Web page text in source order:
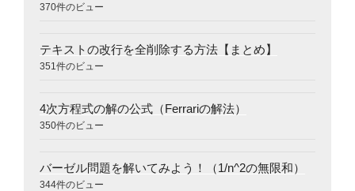
370件のビュー
テキストの改行を全削除する方法【まとめ】
351件のビュー
4次方程式の解の公式（Ferrariの解法）
350件のビュー
バーゼル問題を解いてみよう！（1/n^2の無限和）
344件のビュー